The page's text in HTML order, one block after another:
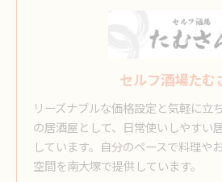
セルフ酒場たむ
リーズナブルな価格設定と気軽に立
の居酒屋として、日常使いしやすい
しています。自分のペースで料理や
空間を南大塚で提供しています。